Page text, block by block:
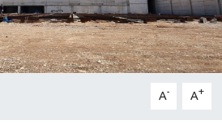
A- A+